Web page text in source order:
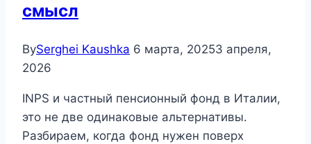
смысл
BySerghei Kaushka 6 марта, 20253 апреля,
2026
INPS и частный пенсионный фонд в Италии,
это не две одинаковые альтернативы.
Разбираем, когда фонд нужен поверх